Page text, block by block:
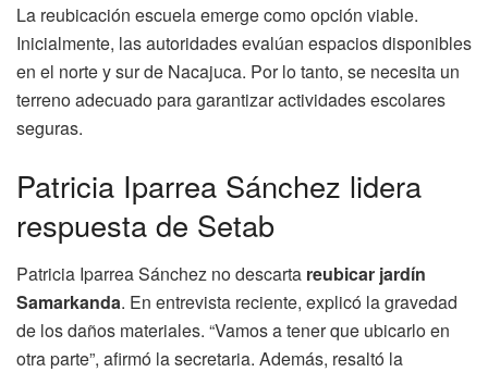
La reubicación escuela emerge como opción viable.
Inicialmente, las autoridades evalúan espacios disponibles
en el norte y sur de Nacajuca. Por lo tanto, se necesita un
terreno adecuado para garantizar actividades escolares
seguras.
Patricia Iparrea Sánchez lidera
respuesta de Setab
Patricia Iparrea Sánchez no descarta reubicar jardín
Samarkanda. En entrevista reciente, explicó la gravedad
de los daños materiales. “Vamos a tener que ubicarlo en
otra parte”, afirmó la secretaria. Además, resaltó la